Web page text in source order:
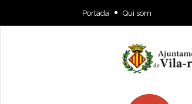
Portada Qui som